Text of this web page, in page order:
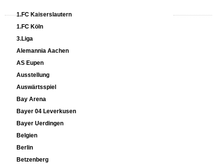
1.FC Kaiserslautern
1.FC Köln
3.Liga
Alemannia Aachen
AS Eupen
Ausstellung
Auswärtsspiel
Bay Arena
Bayer 04 Leverkusen
Bayer Uerdingen
Belgien
Berlin
Betzenberg